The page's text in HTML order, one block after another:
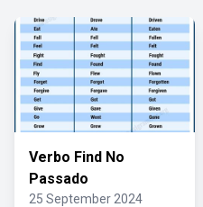
Verbo Find No
Passado
25 September 2024